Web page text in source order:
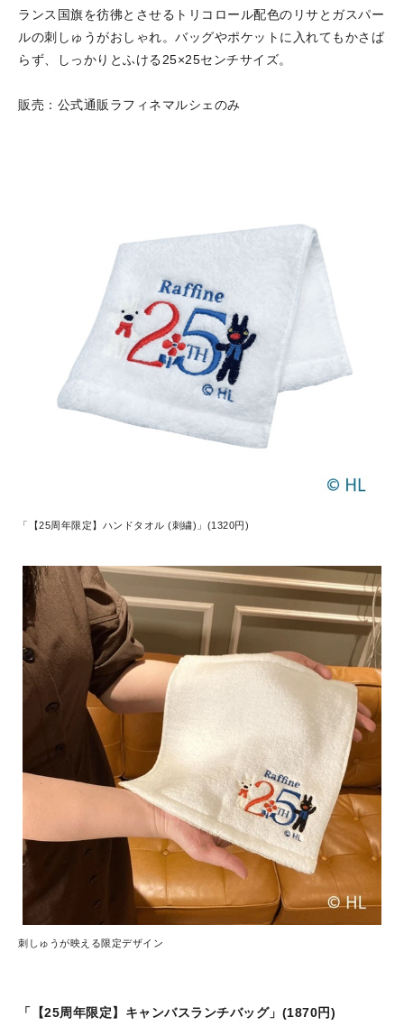
ランス国旗を彷彿とさせるトリコロール配色のリサとガスパー
ルの刺しゅうがおしゃれ。バッグやポケットに入れてもかさば
らず、しっかりとふける25×25センチサイズ。
販売：公式通販ラフィネマルシェのみ
「【25周年限定】ハンドタオル (刺繍)」(1320円)
刺しゅうが映える限定デザイン
「【25周年限定】キャンバスランチバッグ」(1870円)